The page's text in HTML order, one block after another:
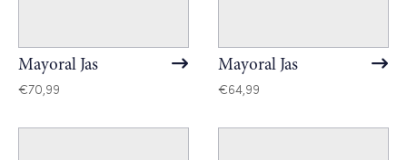
Mayoral Jas
€70,99
Mayoral Jas
€64,99